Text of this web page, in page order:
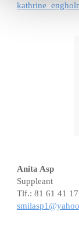
Anita Asp
Suppleant
Tlf.: 81 61 41 17